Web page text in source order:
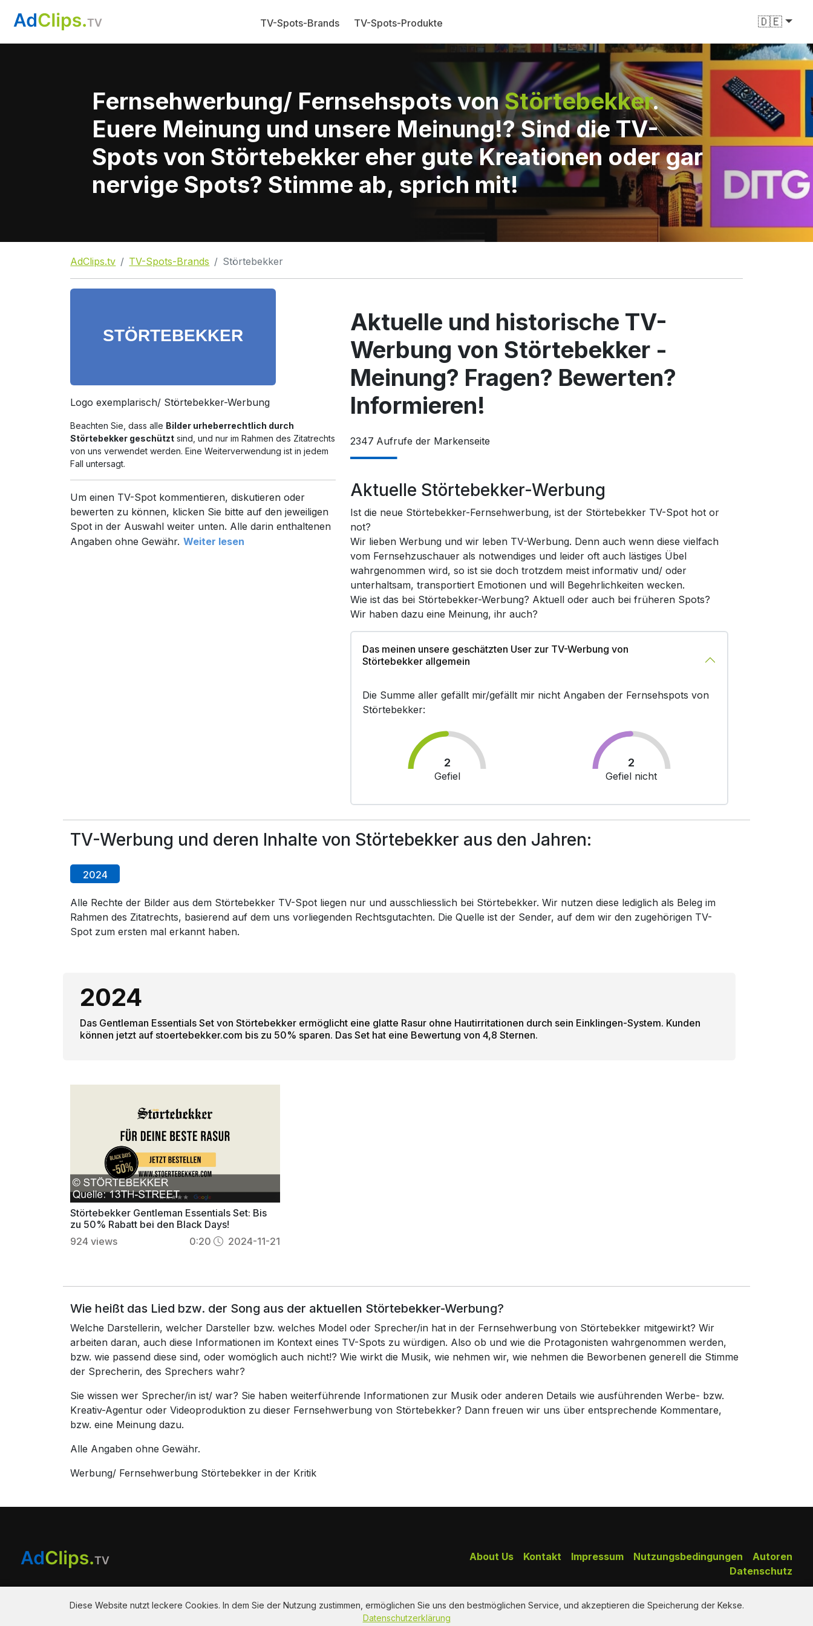
Diese Website nutzt leckere Cookies. In dem Sie der Nutzung zustimmen, ermöglichen Sie uns den bestmöglichen Service, und akzeptieren die Speicherung der Kekse.
Datenschutzerklärung
TV-Spots-Brands TV-Spots-Produkte 🇩🇪
Fernsehwerbung/ Fernsehspots vonStörtebekker.
Euere Meinung und unsere Meinung!? Sind die TV-
Spots von Störtebekker eher gute Kreationen oder gar
nervige Spots? Stimme ab, sprich mit!
AdClips.tv TV-Spots-Brands Störtebekker
Logo exemplarisch/ Störtebekker-Werbung
Beachten Sie, dass alle Bilder urheberrechtlich durch
Störtebekker geschützt sind, und nur im Rahmen des Zitatrechts
von uns verwendet werden. Eine Weiterverwendung ist in jedem
Fall untersagt.
Um einen TV-Spot kommentieren, diskutieren oder
bewerten zu können, klicken Sie bitte auf den jeweiligen
Spot in der Auswahl weiter unten. Alle darin enthaltenen
Angaben ohne Gewähr. Weiter lesen
Aktuelle und historische TV-
Werbung von Störtebekker -
Meinung? Fragen? Bewerten?
Informieren!
2347 Aufrufe der Markenseite
Aktuelle Störtebekker-Werbung
Ist die neue Störtebekker-Fernsehwerbung, ist der Störtebekker TV-Spot hot or
not?
Wir lieben Werbung und wir leben TV-Werbung. Denn auch wenn diese vielfach
vom Fernsehzuschauer als notwendiges und leider oft auch lästiges Übel
wahrgenommen wird, so ist sie doch trotzdem meist informativ und/ oder
unterhaltsam, transportiert Emotionen und will Begehrlichkeiten wecken.
Wie ist das bei Störtebekker-Werbung? Aktuell oder auch bei früheren Spots?
Wir haben dazu eine Meinung, ihr auch?
Das meinen unsere geschätzten User zur TV-Werbung von
Störtebekker allgemein
Die Summe aller gefällt mir/gefällt mir nicht Angaben der Fernsehspots von
Störtebekker:
2
Gefiel
2
Gefiel nicht
TV-Werbung und deren Inhalte von Störtebekker aus den Jahren:
2024
Alle Rechte der Bilder aus dem Störtebekker TV-Spot liegen nur und ausschliesslich bei Störtebekker. Wir nutzen diese lediglich als Beleg im
Rahmen des Zitatrechts, basierend auf dem uns vorliegenden Rechtsgutachten. Die Quelle ist der Sender, auf dem wir den zugehörigen TV-
Spot zum ersten mal erkannt haben.
2024
Das Gentleman Essentials Set von Störtebekker ermöglicht eine glatte Rasur ohne Hautirritationen durch sein Einklingen-System. Kunden
können jetzt auf stoertebekker.com bis zu 50% sparen. Das Set hat eine Bewertung von 4,8 Sternen.
Störtebekker Gentleman Essentials Set: Bis
zu 50% Rabatt bei den Black Days!
924 views 0:20 2024-11-21
Wie heißt das Lied bzw. der Song aus der aktuellen Störtebekker-Werbung?
Welche Darstellerin, welcher Darsteller bzw. welches Model oder Sprecher/in hat in der Fernsehwerbung von Störtebekker mitgewirkt? Wir
arbeiten daran, auch diese Informationen im Kontext eines TV-Spots zu würdigen. Also ob und wie die Protagonisten wahrgenommen werden,
bzw. wie passend diese sind, oder womöglich auch nicht!? Wie wirkt die Musik, wie nehmen wir, wie nehmen die Beworbenen generell die Stimme
der Sprecherin, des Sprechers wahr?
Sie wissen wer Sprecher/in ist/ war? Sie haben weiterführende Informationen zur Musik oder anderen Details wie ausführenden Werbe- bzw.
Kreativ-Agentur oder Videoproduktion zu dieser Fernsehwerbung von Störtebekker? Dann freuen wir uns über entsprechende Kommentare,
bzw. eine Meinung dazu.
Alle Angaben ohne Gewähr.
Werbung/ Fernsehwerbung Störtebekker in der Kritik
Am Hausacker 7 , 85461 Bockhorn
info@adclips.tv
Autoren
Nutzungsbedingungen
Impressum
Kontakt
About Us
Datenschutz
Copy Right Reserved by AdClips.TV @ 2026